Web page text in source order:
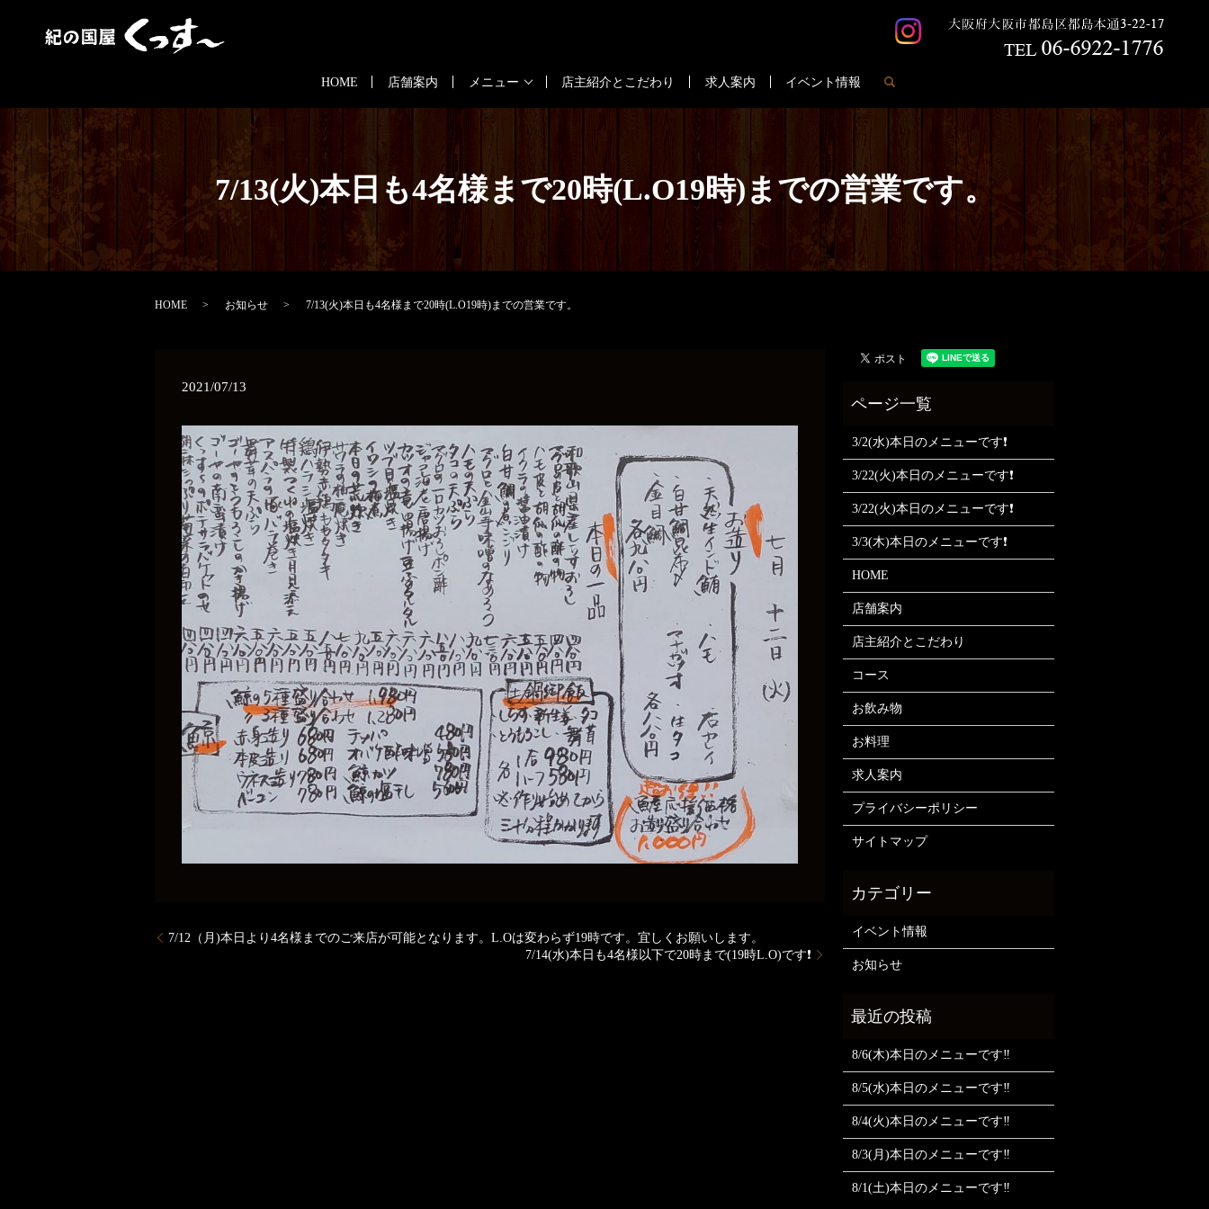
HOME 店舗案内 メニュー 店主紹介とこだわり 求人案内 イベント情報
7/13(火)本日も4名様まで20時(L.O19時)までの営業です。
HOME お知らせ 7/13(火)本日も4名様まで20時(L.O19時)までの営業です。
2021/07/13
7/12（月)本日より4名様までのご来店が可能となります。L.Oは変わらず19時です。宜しくお願いします。
7/14(水)本日も4名様以下で20時まで(19時L.O)です❗
3/2(水)本日のメニューです❗
3/22(火)本日のメニューです❗
3/22(火)本日のメニューです❗
3/3(木)本日のメニューです❗
HOME
店舗案内
店主紹介とこだわり
コース
お飲み物
お料理
求人案内
プライバシーポリシー
サイトマップ
イベント情報
お知らせ
8/6(木)本日のメニューです‼️
8/5(水)本日のメニューです‼️
8/4(火)本日のメニューです‼️
8/3(月)本日のメニューです‼️
8/1(土)本日のメニューです‼️